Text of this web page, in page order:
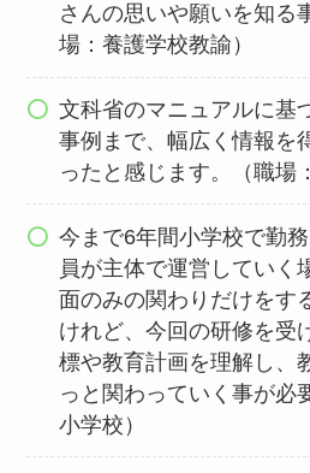
さんの思いや願いを知る
場：養護学校教諭）
文科省のマニュアルに基
事例まで、幅広く情報を
ったと感じます。（職場
今まで6年間小学校で勤
員が主体で運営していく
面のみの関わりだけをす
けれど、今回の研修を受
標や教育計画を理解し、
っと関わっていく事が必
小学校）